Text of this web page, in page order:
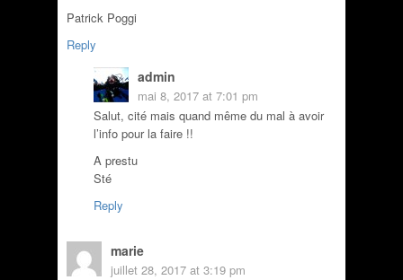
Patrick Poggi
Reply
admin
mai 8, 2017 at 7:01 pm
Salut, cité mais quand même du mal à avoir
l’info pour la faire !!
A prestu
Sté
Reply
marie
juillet 28, 2017 at 3:19 pm